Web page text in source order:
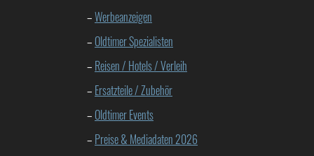
–Werbeanzeigen
– Oldtimer Spezialisten
– Reisen / Hotels / Verleih
– Ersatzteile / Zubehör
– Oldtimer Events
– Preise & Mediadaten 2026